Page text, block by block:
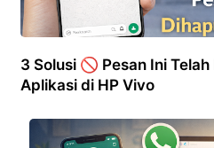
3 Solusi 🚫 Pesan Ini
Aplikasi di HP Vivo